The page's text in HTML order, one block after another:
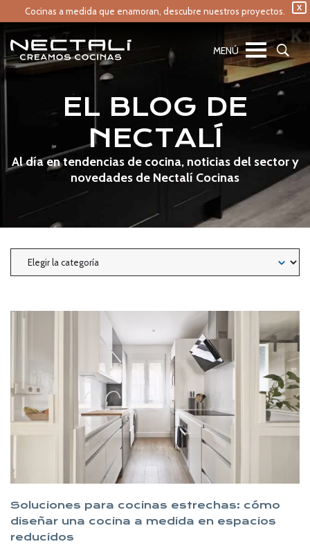
X
Cocinas a medida que enamoran, descubre nuestros proyectos.
EL BLOG DE
NECTALÍ
Al día en tendencias de cocina, noticias del sector y
novedades de Nectalí Cocinas
Soluciones para cocinas estrechas: cómo
diseñar una cocina a medida en espacios
reducidos